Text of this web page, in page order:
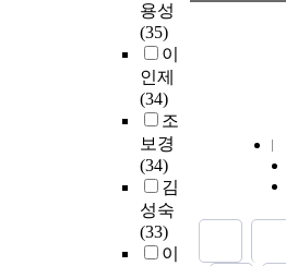
용성
(35)
이
인제
(34)
조
보경
(34)
김
성숙
(33)
이